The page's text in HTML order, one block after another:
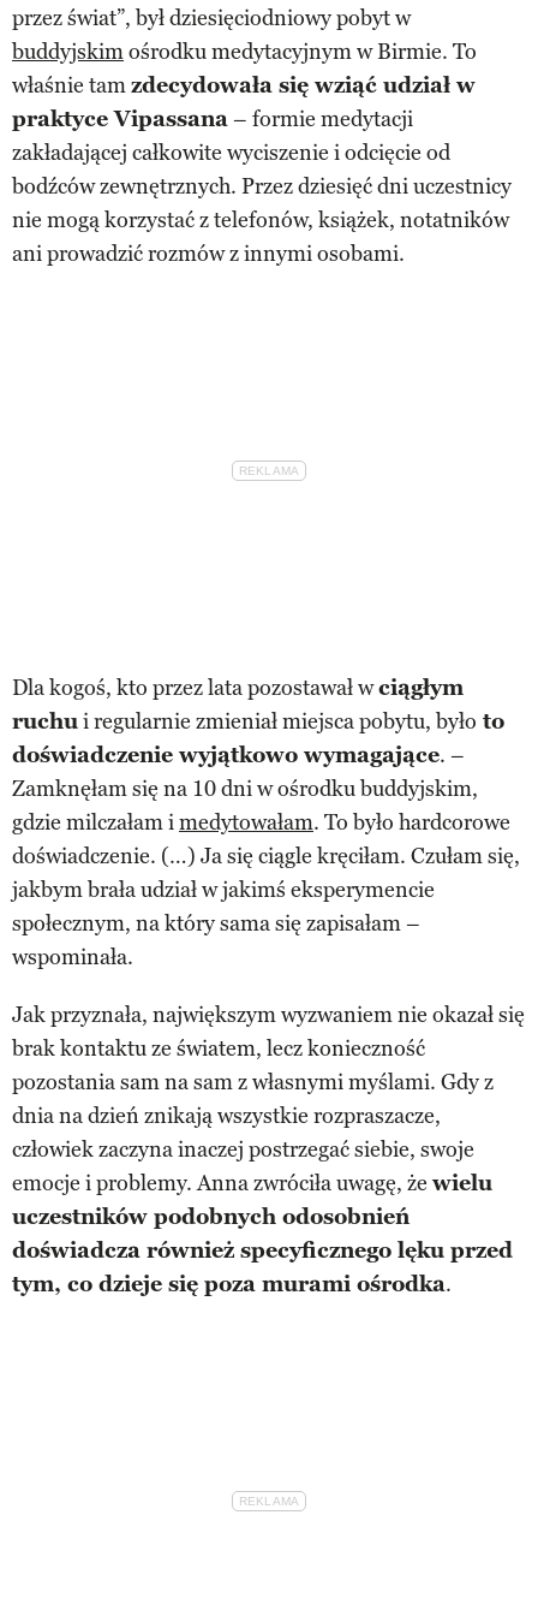
przez świat”, był dziesięciodniowy pobyt w
buddyjskimośrodku medytacyjnym w Birmie. To
właśnie tamzdecydowała się wziąć udział w
praktyce Vipassana– formie medytacji
zakładającej całkowite wyciszenie i odcięcie od
bodźców zewnętrznych. Przez dziesięć dni uczestnicy
nie mogą korzystać z telefonów, książek, notatników
ani prowadzić rozmów z innymi osobami.
Dla kogoś, kto przez lata pozostawał wciągłym
ruchui regularnie zmieniał miejsca pobytu, było to
doświadczenie wyjątkowo wymagające. –
Zamknęłam się na 10 dni w ośrodku buddyjskim,
gdzie milczałam imedytowałam. To było hardcorowe
doświadczenie. (…) Ja się ciągle kręciłam. Czułam się,
jakbym brała udział w jakimś eksperymencie
społecznym, na który sama się zapisałam –
wspominała.
Jak przyznała, największym wyzwaniem nie okazał się
brak kontaktu ze światem, lecz konieczność
pozostania sam na sam z własnymi myślami. Gdy z
dnia na dzień znikają wszystkie rozpraszacze,
człowiek zaczyna inaczej postrzegać siebie, swoje
emocje i problemy. Anna zwróciła uwagę, że wielu
uczestników podobnych odosobnień
doświadcza również specyficznego lęku przed
tym, co dzieje się poza murami ośrodka.